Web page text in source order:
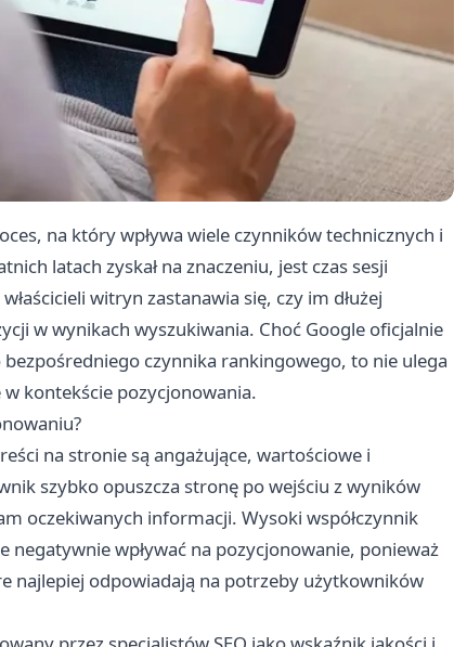
na który wpływa wiele czynników technicznych i
latach zyskał na znaczeniu, jest czas sesji
witryn zastanawia się, czy im dłużej
w wynikach wyszukiwania. Choć Google oficjalnie
czynnika rankingowego, to nie ulega
kontekście pozycjonowania.
na stronie są angażujące, wartościowe i
szybko opuszcza stronę po wejściu z wyników
oczekiwanych informacji. Wysoki współczynnik
negatywnie wpływać na pozycjonowanie, ponieważ
najlepiej odpowiadają na potrzeby użytkowników